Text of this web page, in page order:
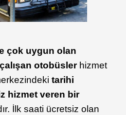
çok uygun olan
otobüslerhizmet
tarihi
hizmet veren bir
İlk saati ücretsiz olan